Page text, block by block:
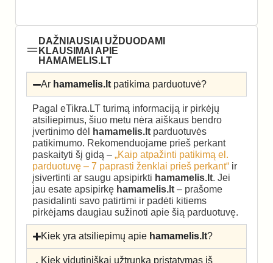
DAŽNIAUSIAI UŽDUODAMI
KLAUSIMAI APIE
HAMAMELIS.LT
Ar hamamelis.lt patikima parduotuvė?
Pagal eTikra.LT turimą informaciją ir pirkėjų
atsiliepimus, šiuo metu nėra aiškaus bendro
įvertinimo dėl
hamamelis.lt parduotuvės
patikimumo. Rekomenduojame prieš perkant
paskaityti šį gidą – „Kaip atpažinti patikimą el.
parduotuvę – 7 paprasti ženklai prieš perkant“ ir
įsivertinti ar saugu apsipirkti hamamelis.lt. Jei
jau esate apsipirkę hamamelis.lt – prašome
pasidalinti savo patirtimi ir padėti kitiems
pirkėjams daugiau sužinoti apie šią parduotuvę.
Kiek yra atsiliepimų apie hamamelis.lt?
Kiek vidutiniškai užtrunka pristatymas iš